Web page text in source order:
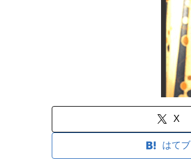
X
はてブ